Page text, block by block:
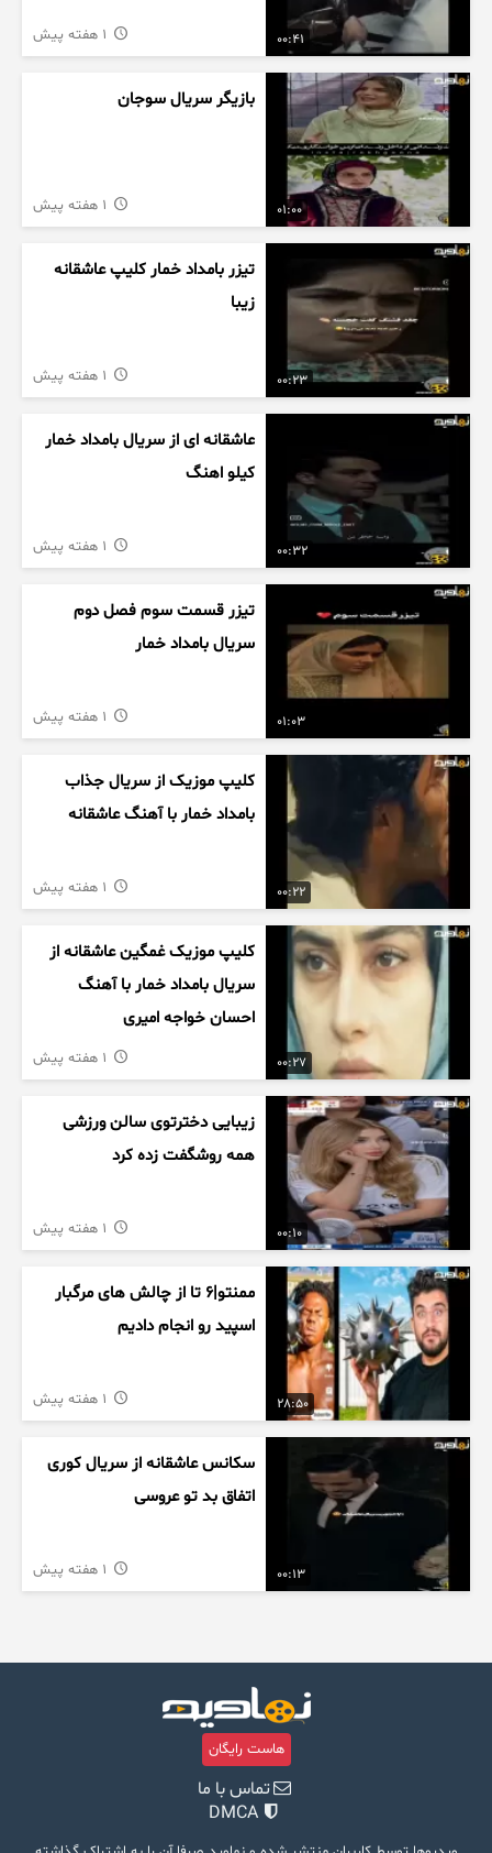
00:41
01:00
بازیگر سریال سوجان
00:23
تیزر بامداد خمار کلیپ عاشقانه
زیبا
00:32
عاشقانه ای از سریال بامداد خمار
کیلو اهنگ
01:03
تیزر قسمت سوم فصل دوم
سریال بامداد خمار
00:22
کلیپ موزیک از سریال جذاب
بامداد خمار با آهنگ عاشقانه
00:27
کلیپ موزیک غمگین عاشقانه از
سریال بامداد خمار با آهنگ
احسان خواجه امیری
00:10
زیبایی دخترتوی سالن ورزشی
همه روشگفت زده کرد
28:50
ممنتو|۶ تا از چالش های مرگبار
اسپید رو انجام دادیم
00:13
سکانس عاشقانه از سریال کوری
اتفاق بد تو عروسی
هاست رایگان
تماس با ما
DMCA